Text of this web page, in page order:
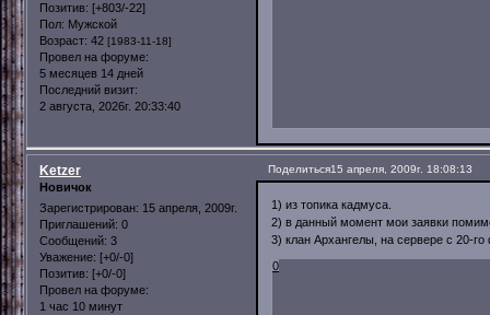
Позитив: [+803/-22]
Пол: Мужской
Возраст: 42 [1983-11-18]
Провел на форуме:
5 месяцев 14 дней
Последний визит:
2 августа, 2026г. 20:33:40
Поделиться15 апреля, 2009г. 18:08:13
Ketzer
Новичок
Зарегистрирован: 15 апреля, 2009г.
Приглашений: 0
Сообщений: 3
Уважение: [+0/-0]
Позитив: [+0/-0]
Провел на форуме:
1 час 10 минут
1) из топика кадмуса.
2) в данный момент мои заявки
3) клан Архангелы, на сервере с 20-
0